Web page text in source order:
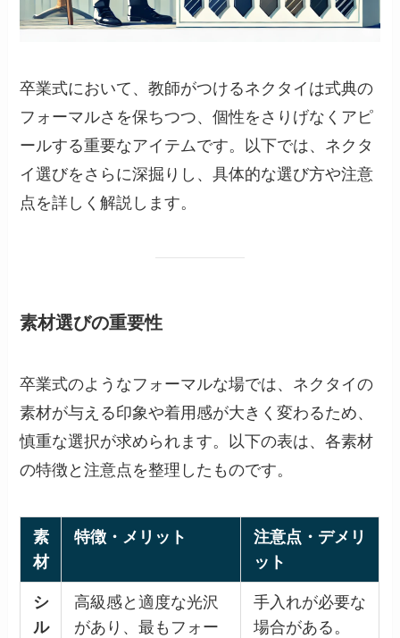
卒業式において、教師がつけるネクタイは式典の
フォーマルさを保ちつつ、個性をさりげなくアピ
ールする重要なアイテムです。以下では、ネクタ
イ選びをさらに深掘りし、具体的な選び方や注意
点を詳しく解説します。
素材選びの重要性
卒業式のようなフォーマルな場では、ネクタイの
素材が与える印象や着用感が大きく変わるため、
慎重な選択が求められます。以下の表は、各素材
の特徴と注意点を整理したものです。
素
材
特徴・メリット
注意点・デメリ
ット
シ
ル
高級感と適度な光沢
があり、最もフォー
手入れが必要な
場合がある。